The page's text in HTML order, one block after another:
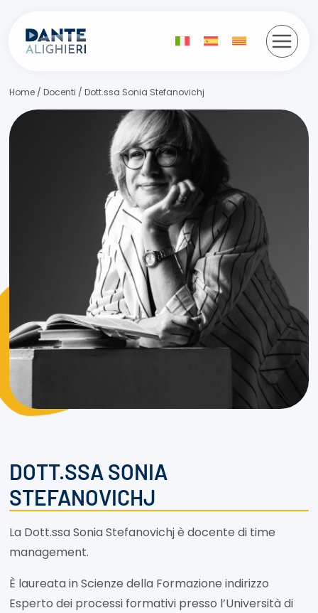
contenuto
Home /Docenti /Dott.ssa Sonia Stefanovichj
DOTT.SSA SONIA
STEFANOVICHJ
La Dott.ssa Sonia Stefanovichj è docente di time
management.
È laureata in Scienze della Formazione indirizzo
Esperto dei processi formativi presso l’Università di